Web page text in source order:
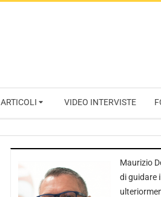
ARTICOLI VIDEO INTERVISTE
Maurizio
di guidare